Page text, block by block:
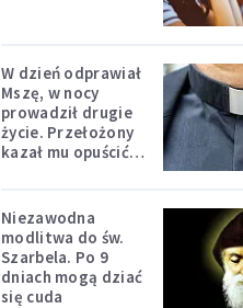
W dzień odprawiał
Mszę, w nocy
prowadził drugie
życie. Przełożony
kazał mu opuścić
Niezawodna
modlitwa do św.
Szarbela. Po 9
dniach mogą dziać
się cuda